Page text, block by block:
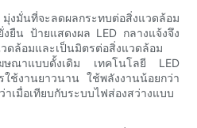
งมั่นที่จะลดผลกระทบต่อสิ่งแวดล้อม
ยืน ป้ายแสดงผล LED กลางแจ้งจึง
ดล้อมและเป็นมิตรต่อสิ่งแวดล้อม
ษณาแบบดั้งเดิม เทคโนโลยี LED
ใช้งานยาวนาน ใช้พลังงานน้อยกว่า
เมื่อเทียบกับระบบไฟส่องสว่างแบบ